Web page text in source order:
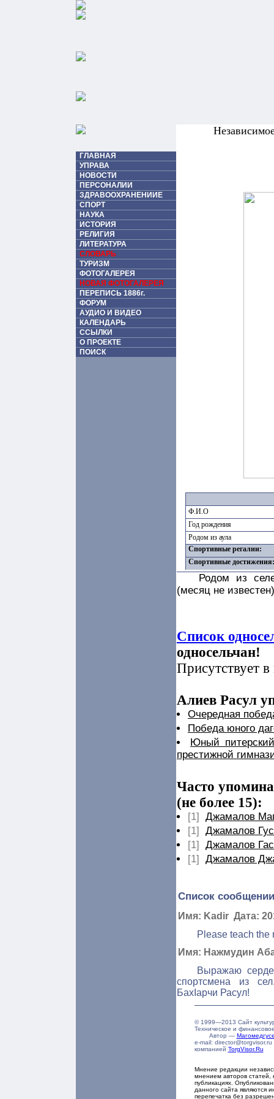
ГЛАВНАЯ
УПРАВА
НОВОСТИ
ПЕРСОНАЛИИ
ЗДРАВООХРАНЕНИИЕ
СПОРТ
НАУКА
ИСТОРИЯ
РЕЛИГИЯ
ЛИТЕРАТУРА
СЛОВАРЬ
ТУРИЗМ
ФОТОГАЛЕРЕЯ
НОВАЯ ФОТОГАЛЕРЕЯ
ПЕРЕПИСЬ 1886г.
ФОРУМ
АУДИО И ВИДЕО
КАЛЕНДАРЬ
ССЫЛКИ
О ПРОЕКТЕ
ПОИСК
Ф.И.О
Год рождения
Родом из аула
Спортивные регалии:
Спортивные достижения:
Родом из
(месяц не
Список
односельчан!
Присутствует в
Алиев Расул
Очередная
Победа юного
Юный
престижной
Часто
(не более 15):
[1] Джамалов
[1] Джамалов
[1] Джамалов
[1] Джамалов
Список
Имя: Kadir Дата:
Please teach the
Имя: Нажмудин
Выражаю
спортсмена из
БахIарчи Расул!
© 1999—2013 Сайт
Техническое и
Автор —
e-mail:
компанией TorgVisor.Ru
Мнение редакции
мнением авторов статей,
публикациях.
данного сайта являются
перепечатка без